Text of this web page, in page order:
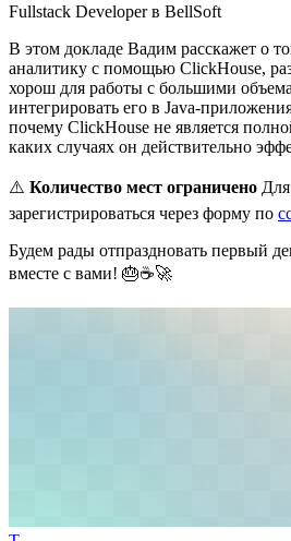
Fullstack Developer в BellSoft
В этом докладе Вадим расскажет о
аналитику с помощью ClickHouse,
хорош для работы с большими
интегрировать его в Java-
почему ClickHouse не является
каких случаях он действительно
⚠️ Количество мест ограничено
зарегистрироваться через форму по
Будем рады отпраздновать первый
вместе с вами! 🎂☕🚀